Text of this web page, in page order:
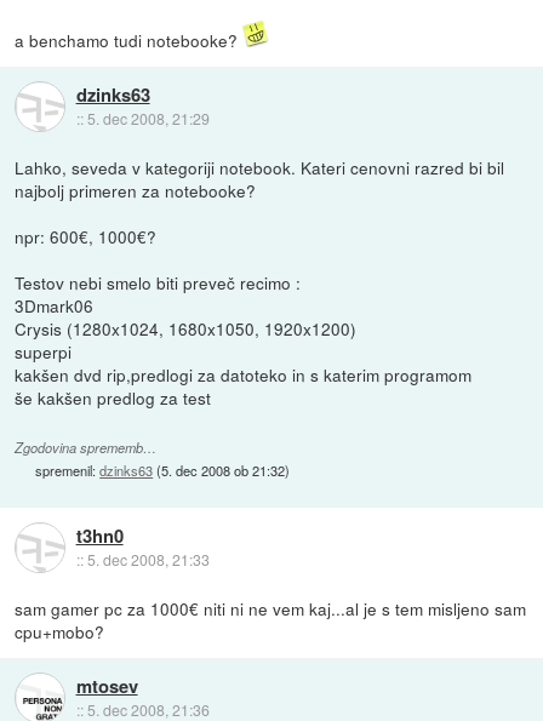
a benchamo tudi notebooke?
dzinks63
:: 5. dec 2008, 21:29
Lahko, seveda v kategoriji notebook. Kateri cenovni razred bi bil
najbolj primeren za notebooke?
npr: 600€, 1000€?
Testov nebi smelo biti preveč recimo :
3Dmark06
Crysis (1280x1024, 1680x1050, 1920x1200)
superpi
kakšen dvd rip,predlogi za datoteko in s katerim programom
še kakšen predlog za test
Zgodovina sprememb…
spremenil:dzinks63(5. dec 2008 ob 21:32)
t3hn0
::5. dec 2008, 21:33
sam gamer pc za 1000€ niti ni ne vem kaj...al je s tem misljeno sam
cpu+mobo?
mtosev
:: 5. dec 2008, 21:36